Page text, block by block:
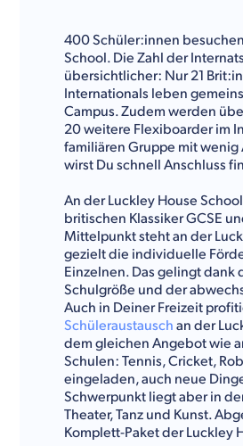
400 Schüler:innen
School. Die Zahl der
übersichtlicher: Nur 21
Internationals leben
Campus. Zudem werden
20 weitere Flexiboarder im
familiären Gruppe mit
wirst Du schnell Anschluss
An der Luckley House
britischen Klassiker GCSE
Mittelpunkt steht an der
gezielt die individuelle
Einzelnen. Das gelingt dank
Schulgröße und der
Auch in Deiner Freizeit
Schüleraustausch an der
dem gleichen Angebot wie
Schulen: Tennis, Cricket,
eingeladen, auch neue
Schwerpunkt liegt aber in
Theater, Tanz und Kunst.
Komplett-Paket der Luckley